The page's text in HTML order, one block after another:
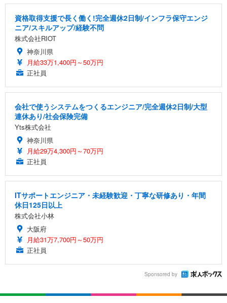
資格取得支援で長く働く!完全週休2日制/インフラ保守エンジ
ニア/スキルアップ/経験不問
株式会社RIOT
神奈川県
月給33万1,400円～50万円
正社員
会社で使うシステムをつくるエンジニア/完全週休2日制/大型
連休あり/社会保険完備
Yts株式会社
神奈川県
月給29万4,300円～70万円
正社員
ITサポートエンジニア・未経験歓迎・丁寧な研修あり・年間
休日125日以上
株式会社小林
大阪府
月給31万7,700円～50万円
正社員
Sponsored by